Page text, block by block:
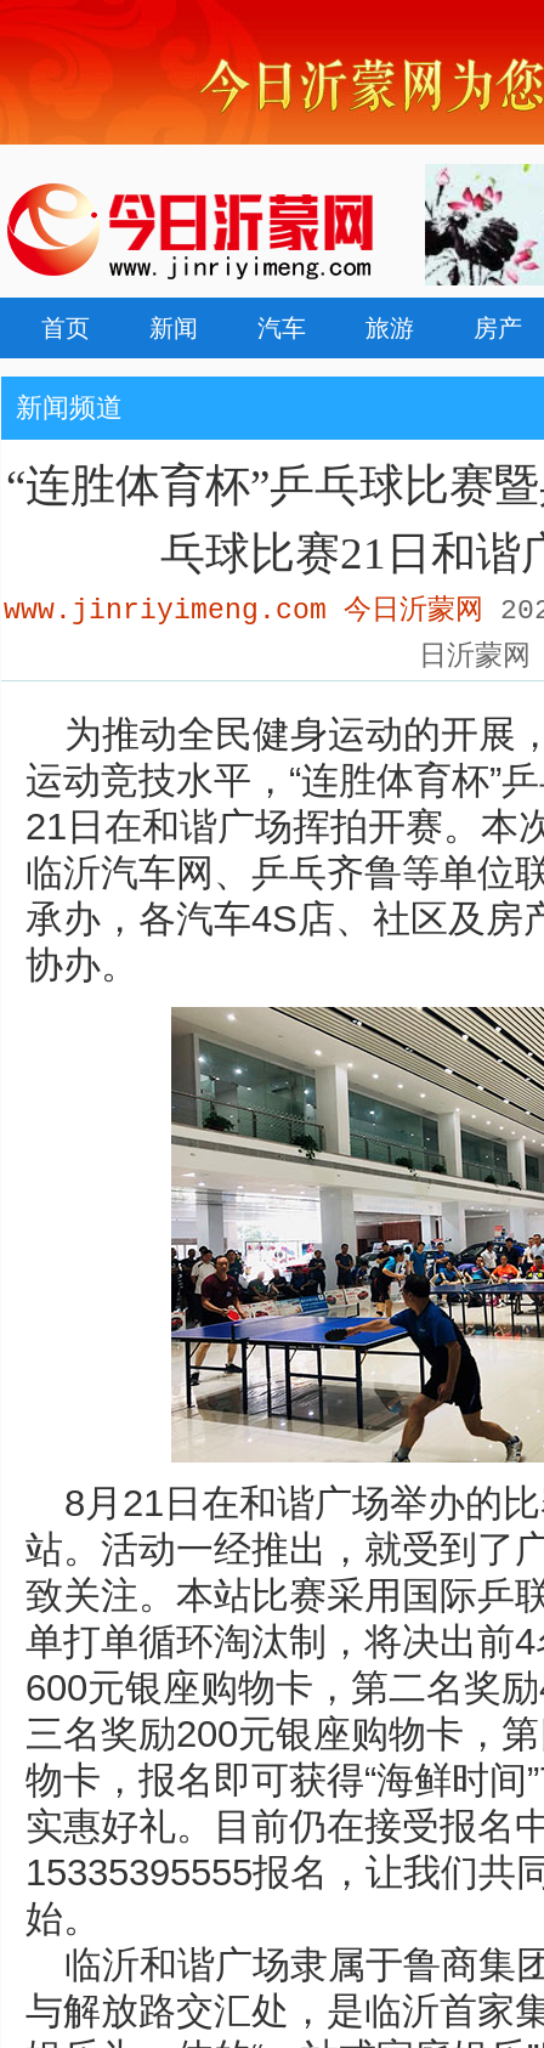
首页 新闻 汽车 旅游 房产
新闻频道
“连胜体育杯”乒乓球比赛
乓球比赛21日和谐
www.jinriyimeng.com 今日沂蒙网
日沂蒙网
为推动全民健身运动的开展
运动竞技水平，“连胜体育杯”
21日在和谐广场挥拍开赛。本
临沂汽车网、乒乓齐鲁等单位
承办，各汽车4S店、社区及房
协办。
8月21日在和谐广场举办的
站。活动一经推出，就受到了
致关注。本站比赛采用国际乒
单打单循环淘汰制，将决出前
600元银座购物卡，第二名奖
三名奖励200元银座购物卡，
物卡，报名即可获得“海鲜时间
实惠好礼。目前仍在接受报名
15335395555报名，让我们共
始。
临沂和谐广场隶属于鲁商集
与解放路交汇处，是临沂首家